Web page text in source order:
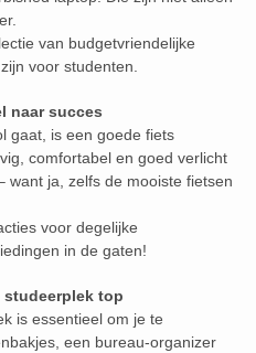
van budgetvriendelijke
voor studenten.
naar succes
gaat, is een goede fiets
comfortabel en goed verlicht
want ja, zelfs de mooiste fietsen
voor degelijke
in de gaten!
studeerplek top
is essentieel om je te
een bureau-organizer